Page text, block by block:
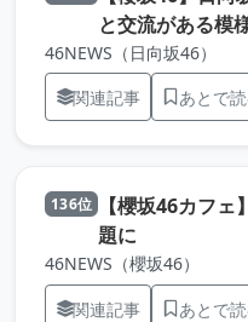
と交流がある模
46NEWS（日向坂46）
関連記事
あとで
136位
【櫻坂46カフ
題に
46NEWS（櫻坂46）
関連記事
あとで